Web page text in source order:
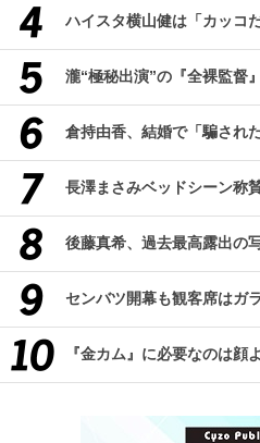
ハイスタ横山健は「カッコ
瀧“極秘出演”の『全裸監督
倉持由香、結婚で「騙され
長澤まさみベッドシーン称
後藤真希、過去最高露出の
センバツ開幕も観客席はガ
『金カム』に必要なのは顔